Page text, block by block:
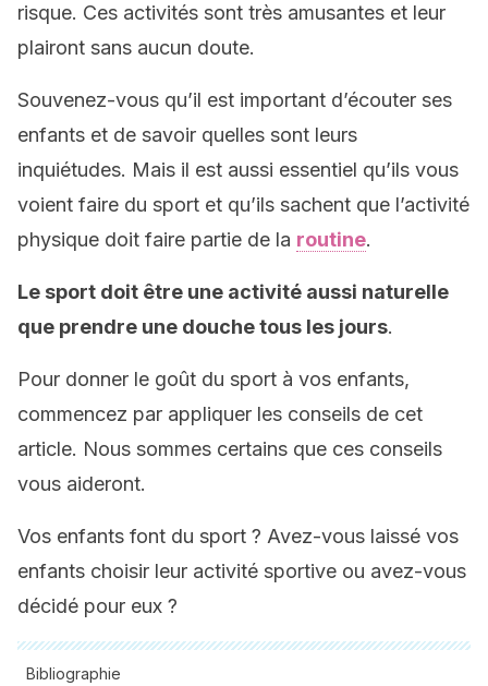
risque. Ces activités sont très amusantes et leur
plairont sans aucun doute.
Souvenez-vous qu’il est important d’écouter ses
enfants et de savoir quelles sont leurs
inquiétudes. Mais il est aussi essentiel qu’ils vous
voient faire du sport et qu’ils sachent que l’activité
physique doit faire partie de la routine.
Le sport doit être une activité aussi naturelle
que prendre une douche tous les jours.
Pour donner le goût du sport à vos enfants,
commencez par appliquer les conseils de cet
article. Nous sommes certains que ces conseils
vous aideront.
Vos enfants font du sport ? Avez-vous laissé vos
enfants choisir leur activité sportive ou avez-vous
décidé pour eux ?
Bibliographie